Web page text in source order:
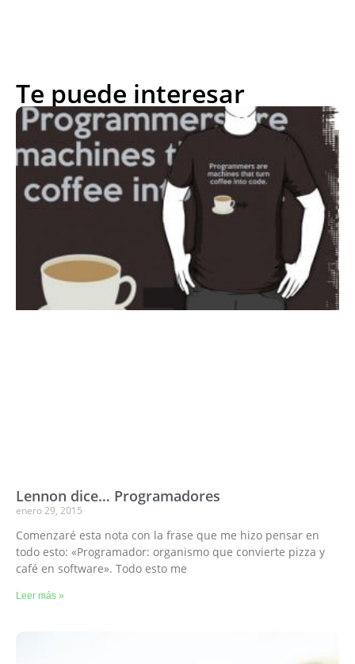
Te puede interesar
Lennon dice… Programadores
enero 29, 2015
Comenzaré esta nota con la frase que me hizo pensar en
todo esto: «Programador: organismo que convierte pizza y
café en software». Todo esto me
Leer más »